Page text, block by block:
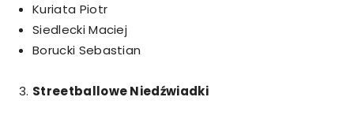
Kuriata Piotr
Siedlecki Maciej
Borucki Sebastian
Streetballowe Niedźwiadki